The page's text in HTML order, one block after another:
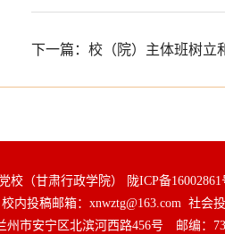
下一篇：校（院）主体班树立
校（甘肃行政学院）
陇ICP备
内投稿邮箱：xnwztg@163.com 社会投
州市安宁区北滨河西路456号 邮编：